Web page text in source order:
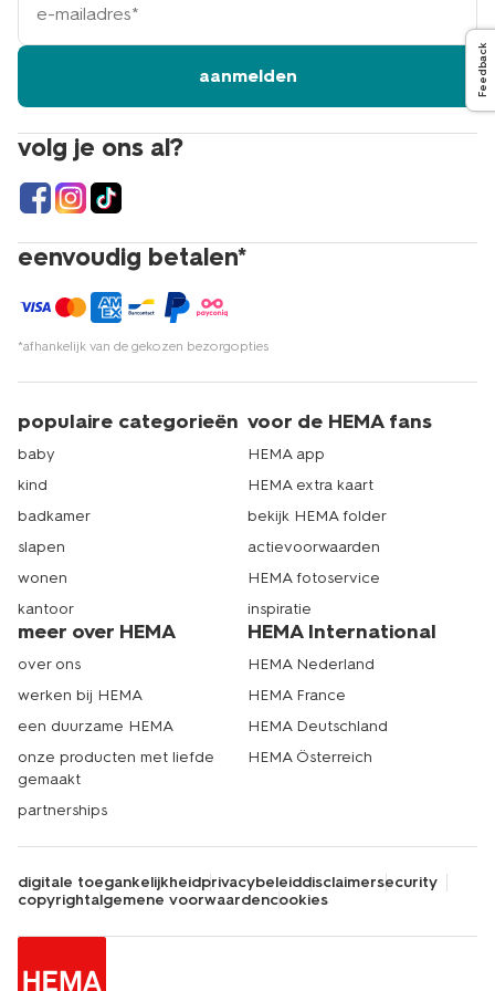
volg je ons al?
eenvoudig betalen*
*afhankelijk van de gekozen bezorgopties
mailadres
aanmelden
populaire categorieën
baby
kind
badkamer
slapen
wonen
kantoor
voor de HEMA fans
HEMA app
HEMA extra kaart
bekijk HEMA folder
actievoorwaarden
HEMA fotoservice
inspiratie
meer over HEMA
over ons
werken bij HEMA
een duurzame HEMA
onze producten met liefde
gemaakt
partnerships
HEMA International
HEMA Nederland
HEMA France
HEMA Deutschland
HEMA Österreich
digitale toegankelijkheidprivacybeleiddisclaimersecurity
copyrightalgemene voorwaardencookies
Feedback